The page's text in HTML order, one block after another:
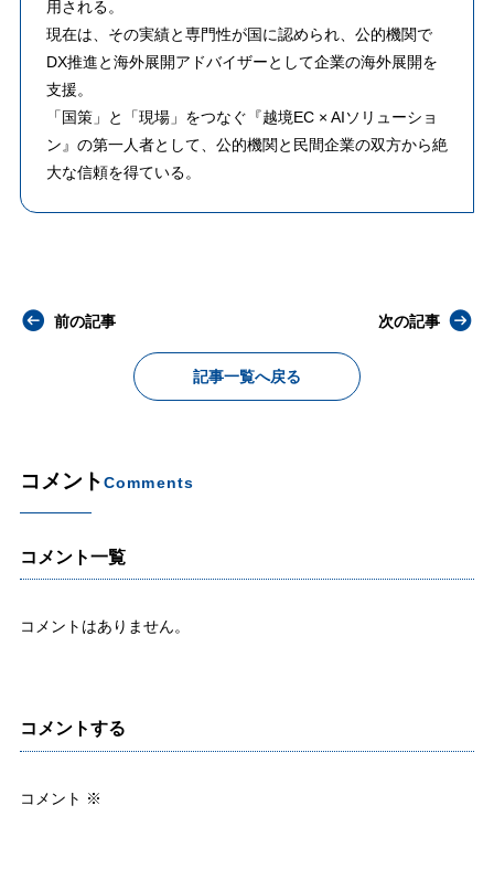
用される。
​現在は、その実績と専門性が国に認められ、公的機関で
DX推進と海外展開アドバイザーとして企業の海外展開を
支援。
「国策」と「現場」をつなぐ『越境EC × AIソリューショ
ン』の第一人者として、公的機関と民間企業の双方から絶
大な信頼を得ている。
前の記事
記事一覧へ戻る
次の記事
コメントComments
コメント一覧
コメントはありません。
コメントする
コメント ※